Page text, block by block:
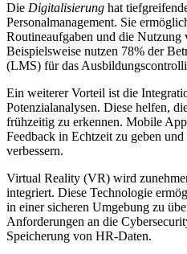
Die Digitalisierung hat
Personalmanagement. Sie
Routineaufgaben und die Nutzung
Beispielsweise nutzen 78% der
(LMS) für das
Ein weiterer Vorteil ist die
Potenzialanalysen. Diese helfen,
frühzeitig zu erkennen. Mobile
Feedback in Echtzeit zu geben
verbessern.
Virtual Reality (VR) wird
integriert. Diese Technologie
in einer sicheren Umgebung zu
Anforderungen an die
Speicherung von HR-Daten.